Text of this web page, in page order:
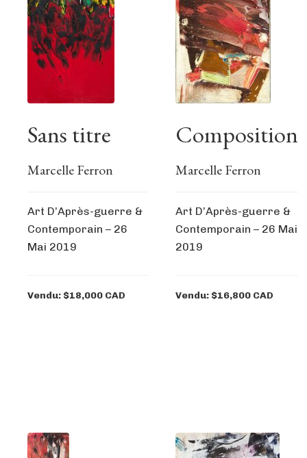
Sans titre
Marcelle Ferron
Art D’Après-guerre &
Contemporain – 26
Mai 2019
Vendu: $18,000 CAD
Composition
Marcelle Ferron
Art D’Après-guerre &
Contemporain – 26 Mai
2019
Vendu: $16,800 CAD